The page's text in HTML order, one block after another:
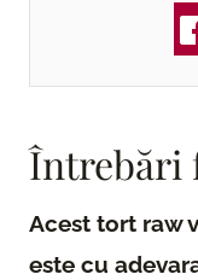
Întrebări
Acest tort raw
este cu